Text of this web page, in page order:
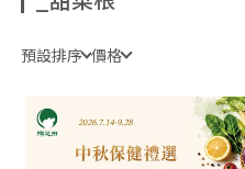
預設排序 價格